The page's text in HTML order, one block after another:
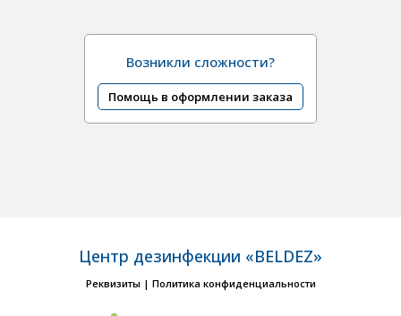
Помощь в оформлении заказа
Возникли сложности?
Центр дезинфекции «BELDEZ»
Реквизиты | Политика конфиденциальности